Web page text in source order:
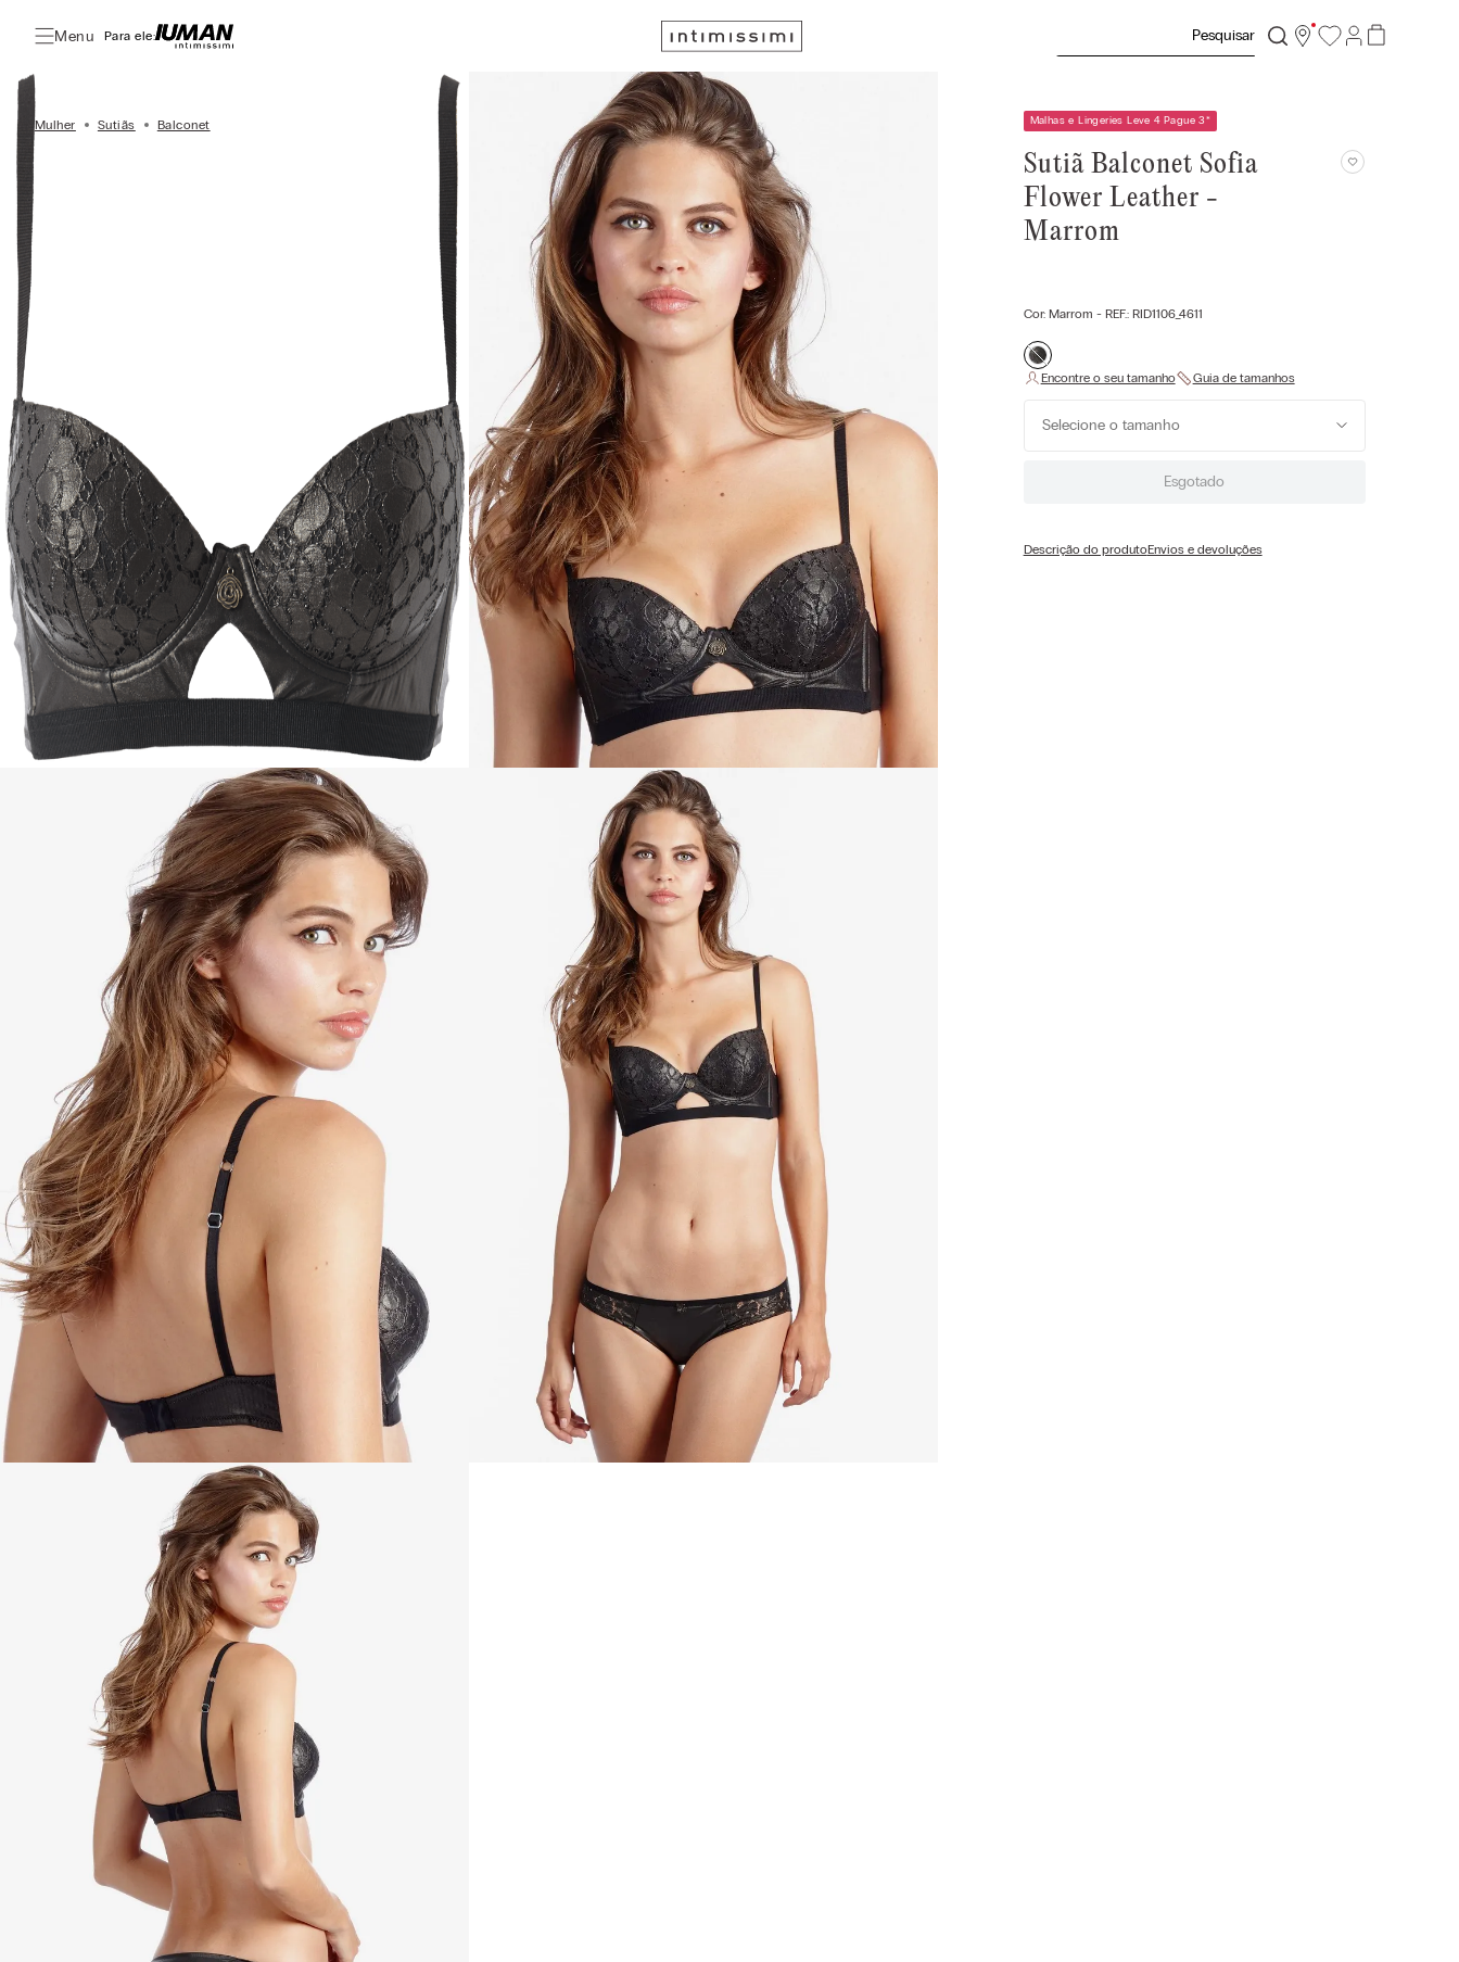
Menu Para ele:
Mulher Sutiãs Balconet Malhas e Lingeries Leve 4 Pague 3*
Sutiã Balconet Sofia
Flower Leather -
Marrom
Cor: Marrom - REF.: RID1106_4611
Selecione o tamanho
Esgotado
Descrição do produtoEnvios e devoluções